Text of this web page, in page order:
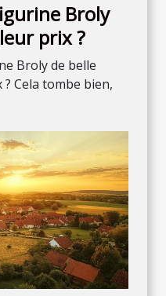
Broly
prix ?
Broly de belle
Cela tombe bien,